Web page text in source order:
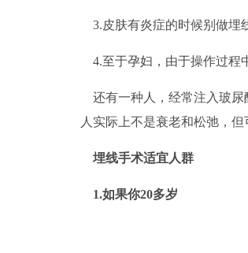
3.皮肤有炎症的时候别做埋
4.至于孕妇，由于操作过程
还有一种人，经常注入玻
人实际上不是衰老和松弛，
埋线手术适宜人群
1.如果你20多岁